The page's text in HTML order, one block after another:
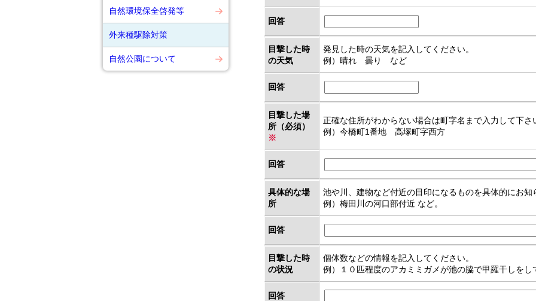
自然環境保全啓発等
外来種駆除対策
自然公園について
回答
目撃した時
の天気
発見した時の天気を記入してください。
例）晴れ 曇り など
回答
目撃した場
所（必須）
※
正確な住所がわからない場合は町字名まで入力して下さ
例）今橋町1番地 高塚町字西方
回答
具体的な場
所
池や川、建物など付近の目印になるものを具体的にお知
例）梅田川の河口部付近 など。
回答
目撃した時
の状況
個体数などの情報を記入してください。
例）１０匹程度のアカミミガメが池の脇で甲羅干しをし
回答